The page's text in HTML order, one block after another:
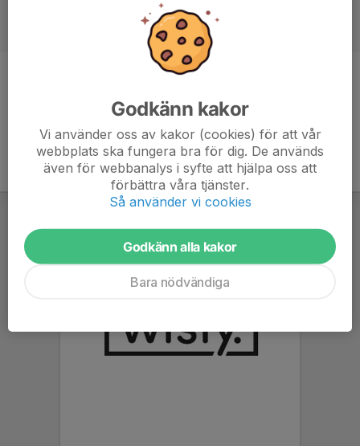
Godkänn kakor
Vi använder oss av kakor (cookies) för att vår
webbplats ska fungera bra för dig. De används
även för webbanalys i syfte att hjälpa oss att
förbättra våra tjänster.
Så använder vi cookies
Godkänn alla kakor
Bara nödvändiga